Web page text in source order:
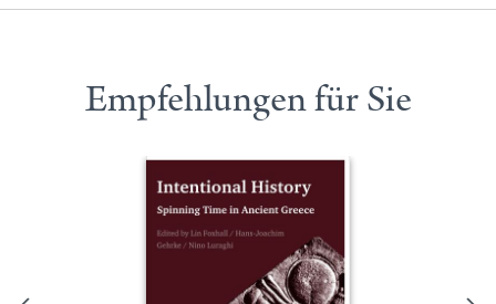
Empfehlungen für Sie